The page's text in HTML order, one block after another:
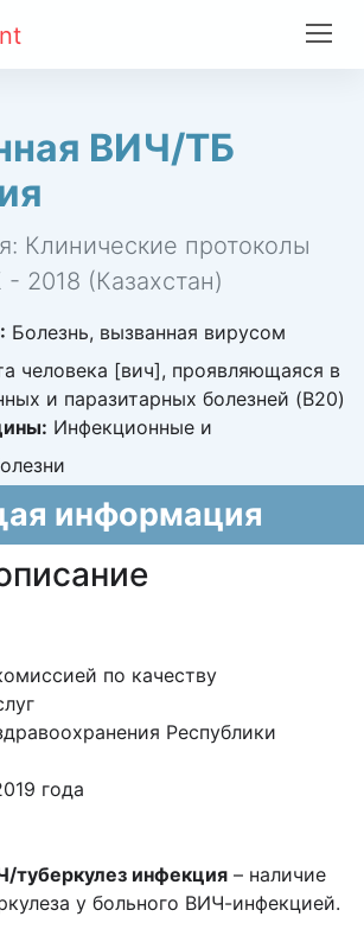
ВИЧ/ТБ
Клинические протоколы
2018 (Казахстан)
Болезнь, вызванная вирусом
человека [вич], проявляющаяся в
и паразитарных болезней (B20)
Инфекционные и
информация
по качеству
Республики
года
туберкулез инфекция – наличие
у больного ВИЧ-инфекцией.